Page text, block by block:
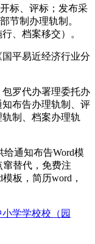
标、评标；发布采
节制办理轨制。
、档案移交）。
平易近经济行业分
罗代办署理委托办
布告办理轨制、评
制、档案办理轨
通知布告Word模
替代，免费注
板，简历word，
学学校校（园